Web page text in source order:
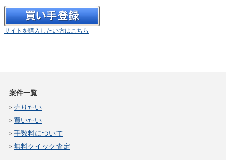
サイトを購入したい方はこちら
案件一覧
売りたい
買いたい
手数料について
無料クイック査定